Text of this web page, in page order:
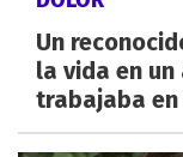
Un
la vida en
trabajaba en